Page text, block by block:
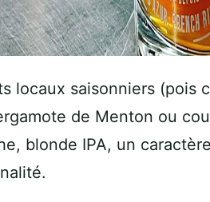
locaux saisonniers (pois
de Menton ou
blonde IPA, un